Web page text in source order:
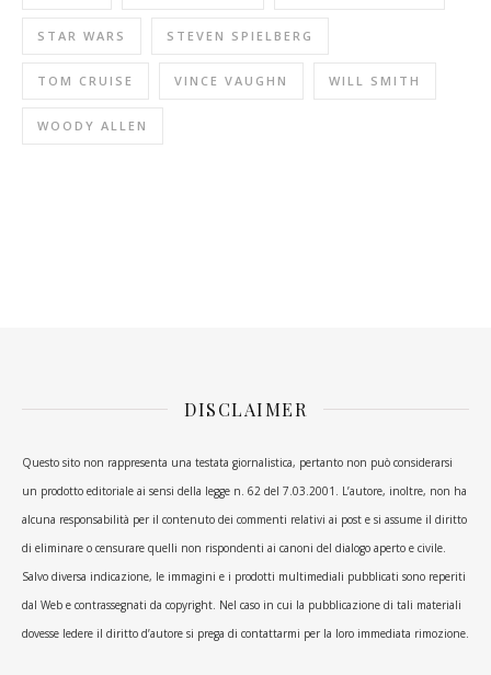
STAR WARS STEVEN SPIELBERG
TOM CRUISE VINCE VAUGHN WILL SMITH
WOODY ALLEN
DISCLAIMER
Questo sito non rappresenta una testata giornalistica, pertanto non può considerarsi
un prodotto editoriale ai sensi della legge n. 62 del 7.03.2001. L’autore, inoltre, non ha
alcuna responsabilità per il contenuto dei commenti relativi ai post e si assume il diritto
di eliminare o censurare quelli non rispondenti ai canoni del dialogo aperto e civile.
Salvo diversa indicazione, le immagini e i prodotti multimediali pubblicati sono reperiti
dal Web e contrassegnati da copyright. Nel caso in cui la pubblicazione di tali materiali
dovesse ledere il diritto d’autore si prega di contattarmi per la loro immediata rimozione.